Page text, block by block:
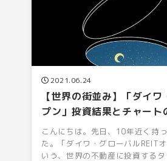
2021.06.24
【世界の街並み】「ダイ
プン」投資結果とチャート
こんにちは。先日、10年近く持
た。「ダイワ・グローバルREIT
いう、世界の不動産に投資する